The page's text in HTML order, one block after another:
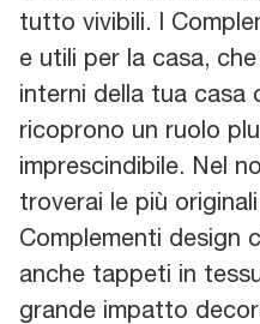
tutto vivibili. I
e utili per la casa,
interni della tua casa
ricoprono un ruolo
imprescindibile. Nel
troverai le più
Complementi design
anche tappeti in
grande impatto